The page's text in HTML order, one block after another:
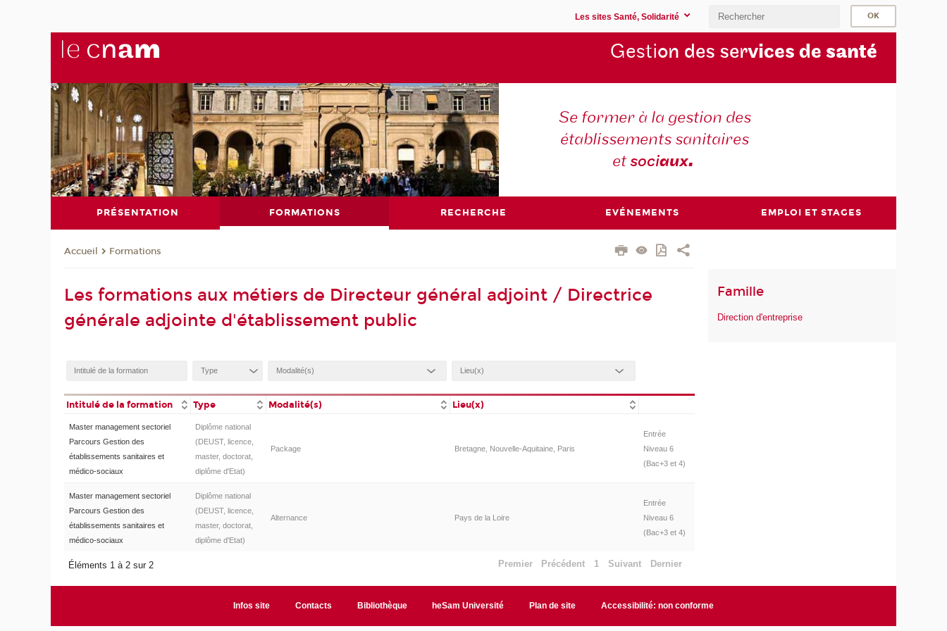
Les sites Santé, Solidarité
Gestion des services de santé
Se former à la gestion des
établissements sanitaires
etsociaux.
PRÉSENTATION FORMATIONS RECHERCHE EVÉNEMENTS EMPLOI ET STAGES
Accueil Formations
Les formations aux métiers de Directeur général adjoint / Directrice
générale adjointe d'établissement public
Intitulé de la formation Type Modalité(s) Lieu(x)
Master management sectoriel
Parcours Gestion des
établissements sanitaires et
médico-sociaux
Diplôme national
(DEUST, licence,
master, doctorat,
diplôme d'Etat)
Package Bretagne, Nouvelle-Aquitaine, Paris
Entrée
Niveau 6
(Bac+3 et 4)
Master management sectoriel
Parcours Gestion des
établissements sanitaires et
médico-sociaux
Diplôme national
(DEUST, licence,
master, doctorat,
diplôme d'Etat)
Alternance Pays de la Loire
Entrée
Niveau 6
(Bac+3 et 4)
Éléments 1 à 2 sur 2 Premier Précédent 1 Suivant Dernier
Famille
Direction d'entreprise
Infos site Contacts Bibliothèque heSam Université Plan de site Accessibilité: non conforme